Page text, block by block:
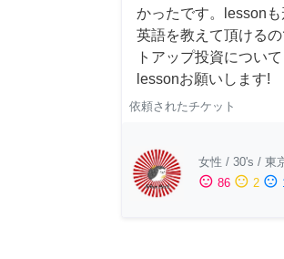
かったです。lesson
英語を教えて頂ける
トアップ投資につい
lessonお願いします!
依頼されたチケット
女性 / 30's / 東
sentiment_satisfied 86 sentiment_neutral 2 sentiment_dissatisfied